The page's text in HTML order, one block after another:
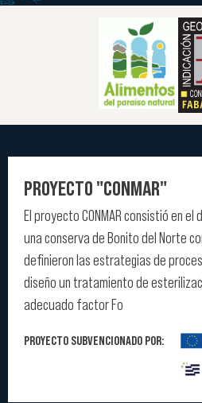
PROYECTO "CONMAR"
El proyecto CONMAR consistió en
una conserva de Bonito del Norte
definieron las estrategias de
diseño un tratamiento de
adecuado factor Fo
PROYECTO SUBVENCIONADO POR: